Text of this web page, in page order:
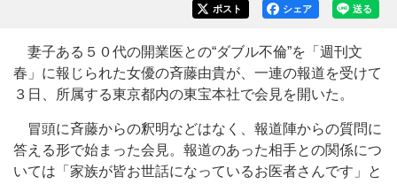
送る
シェア
ポスト
妻子ある５０代の開業医との“ダブル不倫”を「週刊文
春」に報じられた女優の斉藤由貴が、一連の報道を受けて
３日、所属する東京都内の東宝本社で会見を開いた。
冒頭に斉藤からの釈明などはなく、報道陣からの質問に
答える形で始まった会見。報道のあった相手との関係につ
いては「家族が皆お世話になっているお医者さんです」と